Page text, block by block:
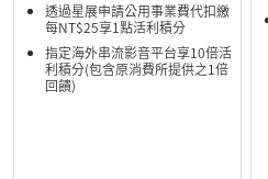
透過星展申請公用事業費代扣繳
每NT$25享1點活利積分
指定海外串流影音平台享10倍活
利積分(包含原消費所提供之1倍
回饋)